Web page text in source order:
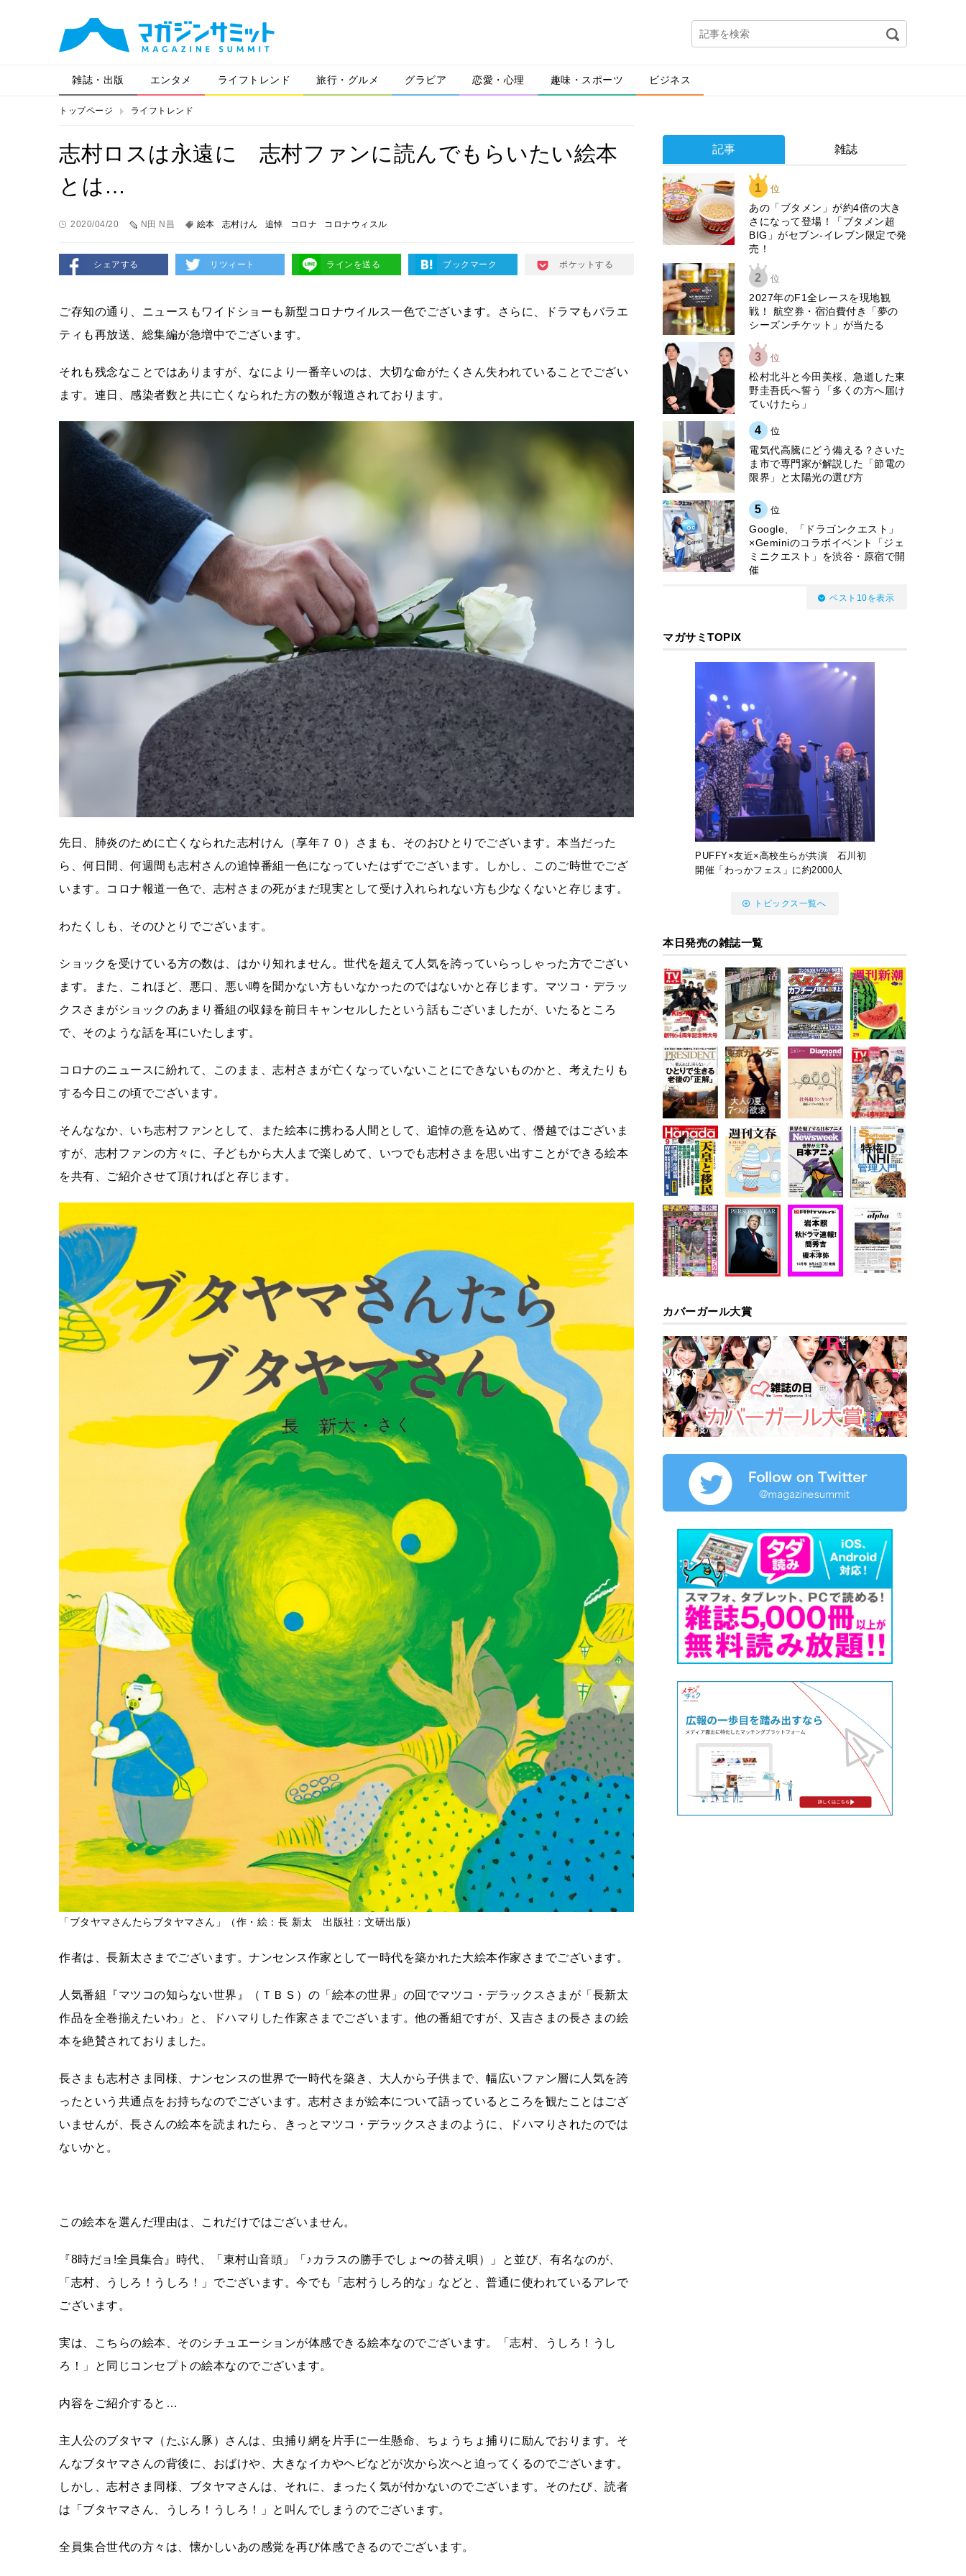
雑誌・出版 エンタメ ライフトレンド 旅行・グルメ グラビア 恋愛・心理 趣味・スポーツ ビジネス
トップページ ライフトレンド
志村ロスは永遠に 志村ファンに読んでもらいたい絵本
とは…
2020/04/20 N田 N昌 絵本 志村けん 追悼 コロナ コロナウィスル
シェアする リツィート ラインを送る ブックマーク ポケットする
ご存知の通り、ニュースもワイドショーも新型コロナウイルス一色でございます。さらに、ドラマもバラエ
ティも再放送、総集編が急増中でございます。
それも残念なことではありますが、なにより一番辛いのは、大切な命がたくさん失われていることでござい
ます。連日、感染者数と共に亡くなられた方の数が報道されております。
先日、肺炎のために亡くなられた志村けん（享年７０）さまも、そのおひとりでございます。本当だった
ら、何日間、何週間も志村さんの追悼番組一色になっていたはずでございます。しかし、このご時世でござ
います。コロナ報道一色で、志村さまの死がまだ現実として受け入れられない方も少なくないと存じます。
わたくしも、そのひとりでございます。
ショックを受けている方の数は、はかり知れません。世代を超えて人気を誇っていらっしゃった方でござい
ます。また、これほど、悪口、悪い噂を聞かない方もいなかったのではないかと存じます。マツコ・デラッ
クスさまがショックのあまり番組の収録を前日キャンセルしたという話もございましたが、いたるところ
で、そのような話を耳にいたします。
コロナのニュースに紛れて、このまま、志村さまが亡くなっていないことにできないものかと、考えたりも
する今日この頃でございます。
そんななか、いち志村ファンとして、また絵本に携わる人間として、追悼の意を込めて、僭越ではございま
すが、志村ファンの方々に、子どもから大人まで楽しめて、いつでも志村さまを思い出すことができる絵本
を共有、ご紹介させて頂ければと存じます。
「ブタヤマさんたらブタヤマさん」（作・絵：長 新太 出版社：文研出版）
作者は、長新太さまでございます。ナンセンス作家として一時代を築かれた大絵本作家さまでございます。
人気番組『マツコの知らない世界』（ＴＢＳ）の「絵本の世界」の回でマツコ・デラックスさまが「長新太
作品を全巻揃えたいわ」と、ドハマりした作家さまでございます。他の番組ですが、又吉さまの長さまの絵
本を絶賛されておりました。
長さまも志村さま同様、ナンセンスの世界で一時代を築き、大人から子供まで、幅広いファン層に人気を誇
ったという共通点をお持ちなのでございます。志村さまが絵本について語っているところを観たことはござ
いませんが、長さんの絵本を読まれたら、きっとマツコ・デラックスさまのように、ドハマりされたのでは
ないかと。
この絵本を選んだ理由は、これだけではございません。
『8時だョ!全員集合』時代、「東村山音頭」「♪カラスの勝手でしょ〜の替え唄）」と並び、有名なのが、
「志村、うしろ！うしろ！」でございます。今でも「志村うしろ的な」などと、普通に使われているアレで
ございます。
実は、こちらの絵本、そのシチュエーションが体感できる絵本なのでございます。「志村、うしろ！うし
ろ！」と同じコンセプトの絵本なのでございます。
内容をご紹介すると…
主人公のブタヤマ（たぶん豚）さんは、虫捕り網を片手に一生懸命、ちょうちょ捕りに励んでおります。そ
んなブタヤマさんの背後に、おばけや、大きなイカやヘビなどが次から次へと迫ってくるのでございます。
しかし、志村さま同様、ブタヤマさんは、それに、まったく気が付かないのでございます。そのたび、読者
は「ブタヤマさん、うしろ！うしろ！」と叫んでしまうのでございます。
全員集合世代の方々は、懐かしいあの感覚を再び体感できるのでございます。
記事 雑誌
1 位
あの「ブタメン」が約4倍の大き
さになって登場！「ブタメン超
BIG」がセブン‐イレブン限定で発
売！
2 位
2027年のF1全レースを現地観
戦！ 航空券・宿泊費付き「夢の
シーズンチケット」が当たる
3 位
松村北斗と今田美桜、急逝した東
野圭吾氏へ誓う「多くの方へ届け
ていけたら」
4 位
電気代高騰にどう備える？さいた
ま市で専門家が解説した「節電の
限界」と太陽光の選び方
5 位
Google、「ドラゴンクエスト」
×Geminiのコラボイベント「ジェ
ミニクエスト」を渋谷・原宿で開
催
ベスト10を表示
マガサミTOPIX
PUFFY×友近×高校生らが共演 石川初
開催「わっかフェス」に約2000人
トピックス一覧へ
本日発売の雑誌一覧
カバーガール大賞